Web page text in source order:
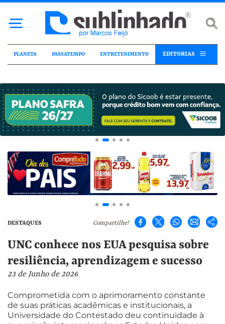
PLANETA PASSATEMPO ENTRETENIMENTO EDITORIAS
DESTAQUES Compartilhe!
UNC conhece nos EUA pesquisa sobre
resiliência, aprendizagem e sucesso
23 de Junho de 2026
Comprometida com o aprimoramento constante
de suas práticas acadêmicas e institucionais, a
Universidade do Contestado deu continuidade à